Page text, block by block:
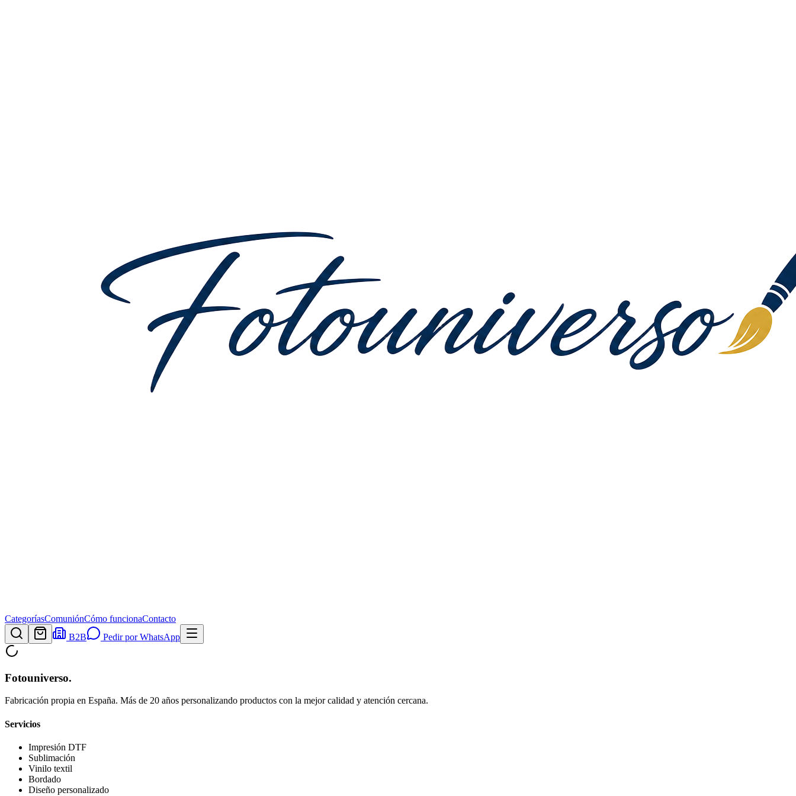
CategoríasComuniónCómo funcionaContacto
B2B
Pedir por WhatsApp
Fotouniverso.
Fabricación propia en España. Más de 20 años personalizando productos con la mejor calidad y atención cercana.
Servicios
Impresión DTF
Sublimación
Vinilo textil
Bordado
Diseño personalizado